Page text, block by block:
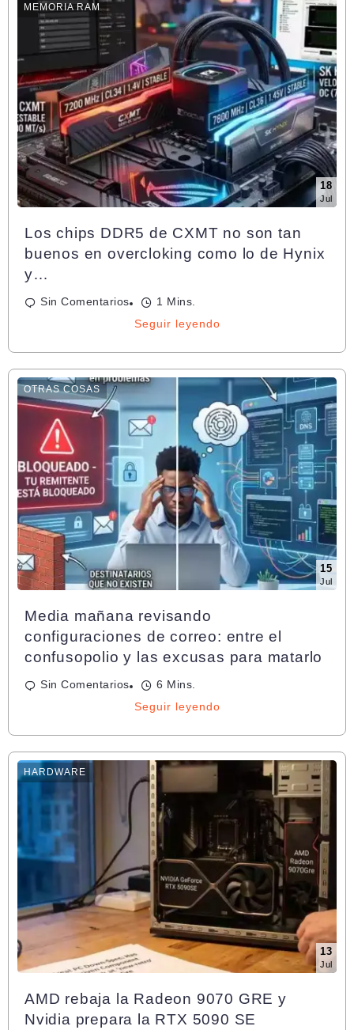
MEMORIA RAM
18
Jul
Los chips DDR5 de CXMT no son tan
buenos en overcloking como lo de Hynix
y…
Sin Comentarios 1 Mins.
Seguir leyendo
OTRAS COSAS
15
Jul
Media mañana revisando
configuraciones de correo: entre el
confusopolio y las excusas para matarlo
Sin Comentarios 6 Mins.
Seguir leyendo
HARDWARE
13
Jul
AMD rebaja la Radeon 9070 GRE y
Nvidia prepara la RTX 5090 SE